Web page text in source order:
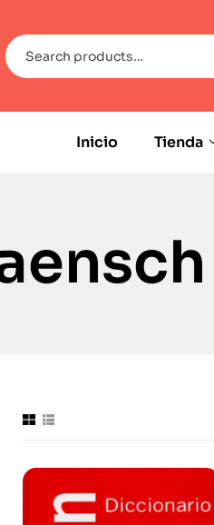
Inicio Tienda